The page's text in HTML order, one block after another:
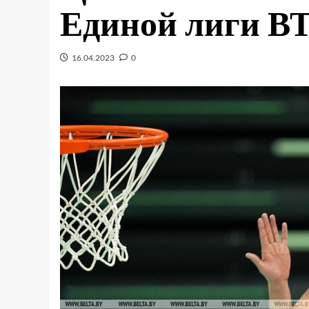
Единой лиги
16.04.2023 0